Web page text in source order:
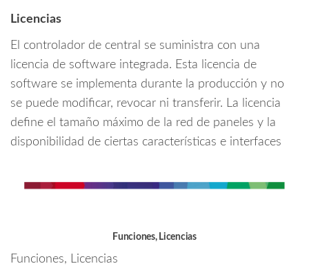
Licencias
El controlador de central se suministra con una
licencia de software integrada. Esta licencia de
software se implementa durante la producción y no
se puede modificar, revocar ni transferir. La licencia
define el tamaño máximo de la red de paneles y la
disponibilidad de ciertas características e interfaces
Funciones, Licencias
Funciones, Licencias